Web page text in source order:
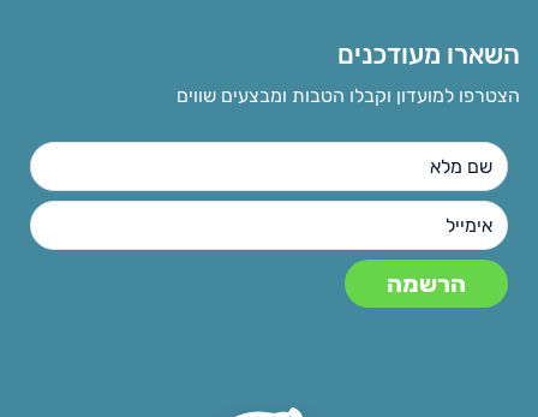
השארו מעודכנים
הצטרפו למועדון וקבלו הטבות ומבצעים שווים